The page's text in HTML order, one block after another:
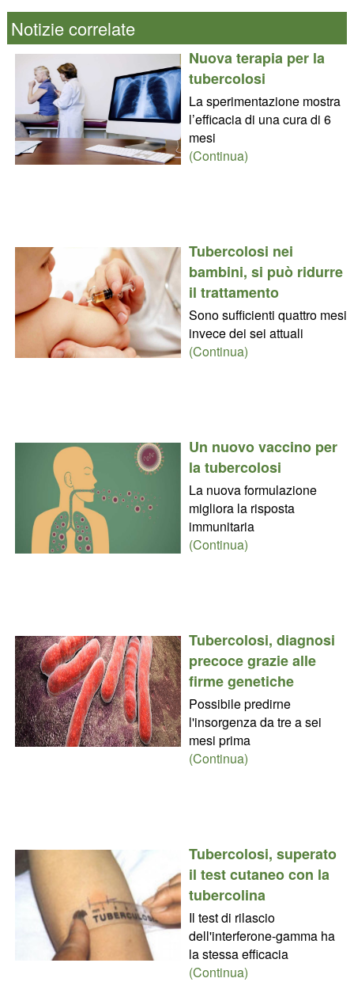
Notizie correlate
Nuova terapia per la
tubercolosi
La sperimentazione mostra
l’efficacia di una cura di 6
mesi
(Continua)
Tubercolosi nei
bambini, si può ridurre
il trattamento
Sono sufficienti quattro mesi
invece dei sei attuali
(Continua)
Un nuovo vaccino per
la tubercolosi
La nuova formulazione
migliora la risposta
immunitaria
(Continua)
Tubercolosi, diagnosi
precoce grazie alle
firme genetiche
Possibile predirne
l'insorgenza da tre a sei
mesi prima
(Continua)
Tubercolosi, superato
il test cutaneo con la
tubercolina
Il test di rilascio
dell'interferone-gamma ha
la stessa efficacia
(Continua)